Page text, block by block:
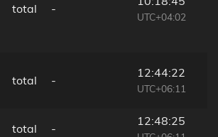
total -
UTC+04:02
total -
12:44:22
UTC+06:11
total -
12:48:25